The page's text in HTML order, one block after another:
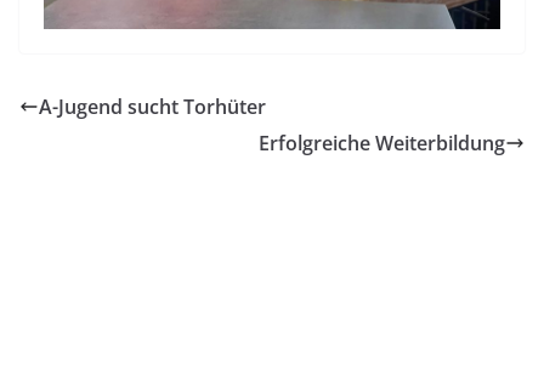
A-Jugend sucht Torhüter
Erfolgreiche Weiterbildung